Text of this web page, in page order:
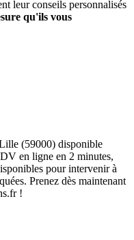
leur conseils personnalisés
qu'ils vous
(59000) disponible
en ligne en 2 minutes,
pour intervenir à
Prenez dès maintenant
!